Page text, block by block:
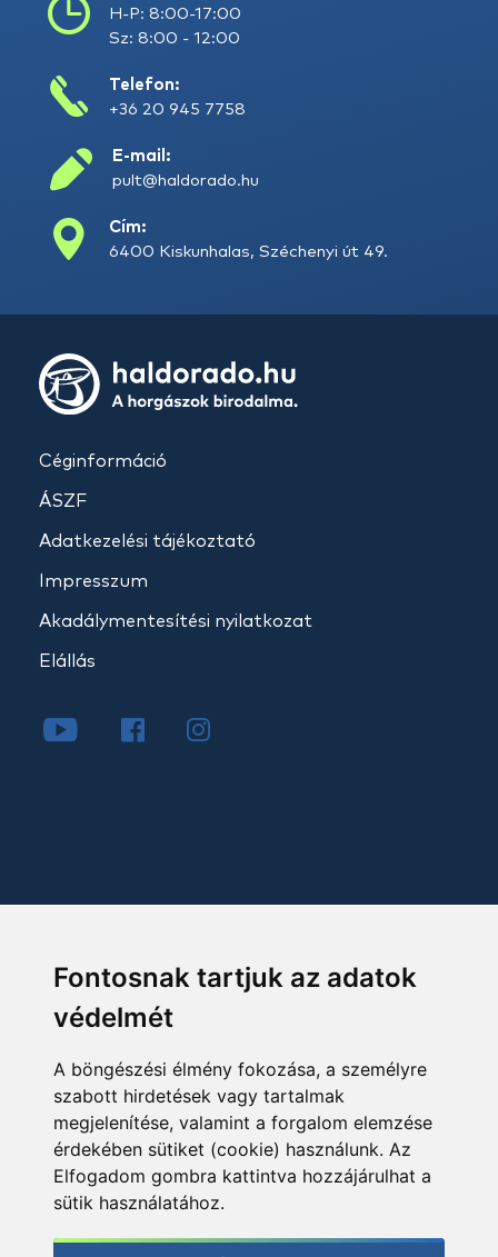
Fontosnak tartjuk az adatok
védelmét
A böngészési élmény fokozása, a személyre
szabott hirdetések vagy tartalmak
megjelenítése, valamint a forgalom elemzése
érdekében sütiket (cookie) használunk. Az
Elfogadom gombra kattintva hozzájárulhat a
sütik használatához.
H-P: 8:00-17:00
Sz: 8:00 - 12:00
Telefon:
+36 20 945 7758
E-mail:
pult@haldorado.hu
Cím:
6400 Kiskunhalas, Széchenyi út 49.
Céginformáció
ÁSZF
Adatkezelési tájékoztató
Impresszum
Akadálymentesítési nyilatkozat
Elállás